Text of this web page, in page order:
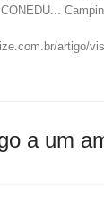
CONEDU...
artigo/
a um